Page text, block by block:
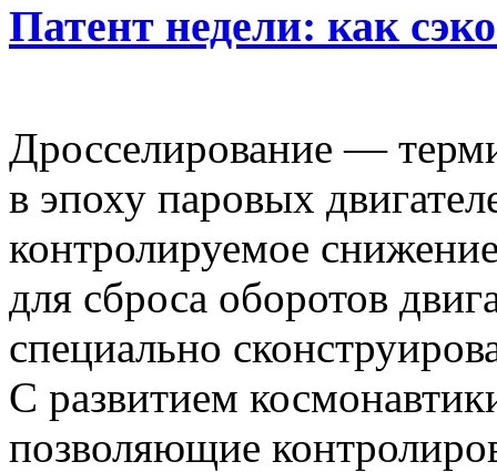
Патент недели: как
Дросселирование —
в эпоху паровых
контролируемое
для сброса оборотов
специально
С развитием
позволяющие